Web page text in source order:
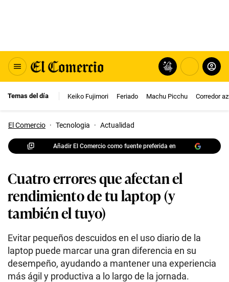
Temas del día Keiko Fujimori Feriado Machu Picchu Corredor
El Comercio · Tecnologia · Actualidad
Añadir El Comercio como fuente preferida en
Cuatro errores que afectan el
rendimiento de tu laptop (y
también el tuyo)
Evitar pequeños descuidos en el uso diario de la
laptop puede marcar una gran diferencia en su
desempeño, ayudando a mantener una experiencia
más ágil y productiva a lo largo de la jornada.